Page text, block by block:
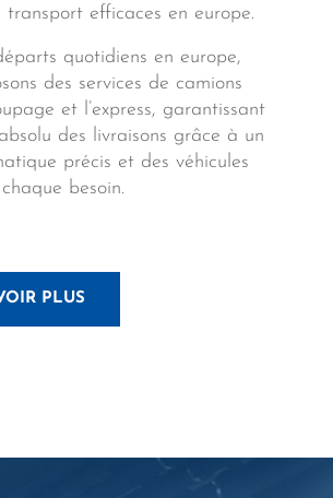
transport efficaces en europe.
quotidiens en europe,
des services de camions
et l’express, garantissant
des livraisons grâce à un
précis et des véhicules
besoin.
PLUS